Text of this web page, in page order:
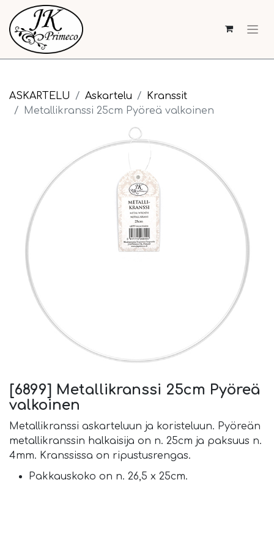
ASKARTELU Askartelu
Kranssit
Metallikranssi 25cm Pyöreä valkoinen
[6899] Metallikranssi 25cm Pyöreä
valkoinen
Metallikranssi askarteluun ja koristeluun. Pyöreän
metallikranssin halkaisija on n. 25cm ja paksuus n.
4mm. Kranssissa on ripustusrengas.
Pakkauskoko on n. 26,5 x 25cm.